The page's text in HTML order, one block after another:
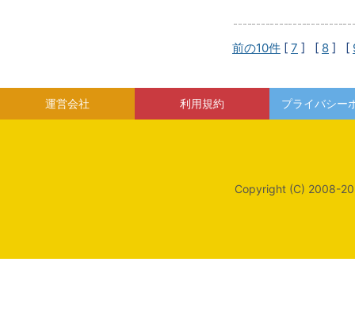
前の10件 [ 7 ] [ 8 ] [
運営会社 利用規約 プライバシー
Copyright (C) 2008-